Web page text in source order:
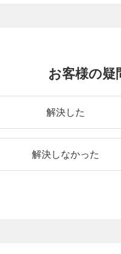
お客様の疑
解決した
解決しなかった